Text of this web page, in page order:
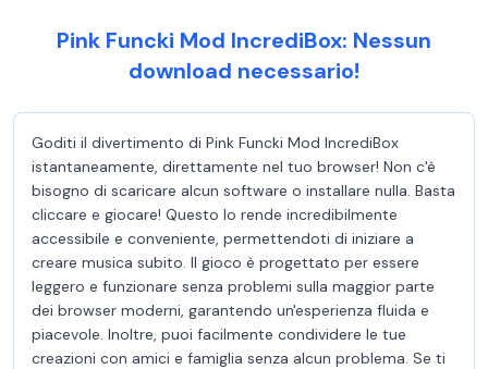
Pink Funcki Mod IncrediBox: Nessun
download necessario!
Goditi il divertimento di Pink Funcki Mod IncrediBox
istantaneamente, direttamente nel tuo browser! Non c'è
bisogno di scaricare alcun software o installare nulla. Basta
cliccare e giocare! Questo lo rende incredibilmente
accessibile e conveniente, permettendoti di iniziare a
creare musica subito. Il gioco è progettato per essere
leggero e funzionare senza problemi sulla maggior parte
dei browser moderni, garantendo un'esperienza fluida e
piacevole. Inoltre, puoi facilmente condividere le tue
creazioni con amici e famiglia senza alcun problema. Se ti